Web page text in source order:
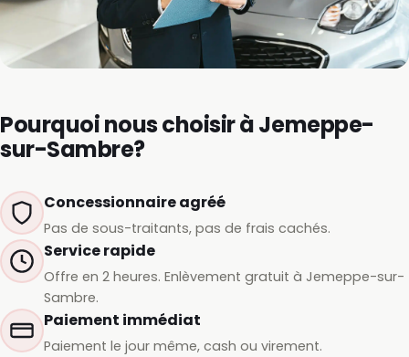
Pourquoi nous choisir à Jemeppe-
sur-Sambre?
Concessionnaire agréé
Pas de sous-traitants, pas de frais cachés.
Service rapide
Offre en 2 heures. Enlèvement gratuit à Jemeppe-sur-
Sambre.
Paiement immédiat
Paiement le jour même, cash ou virement.